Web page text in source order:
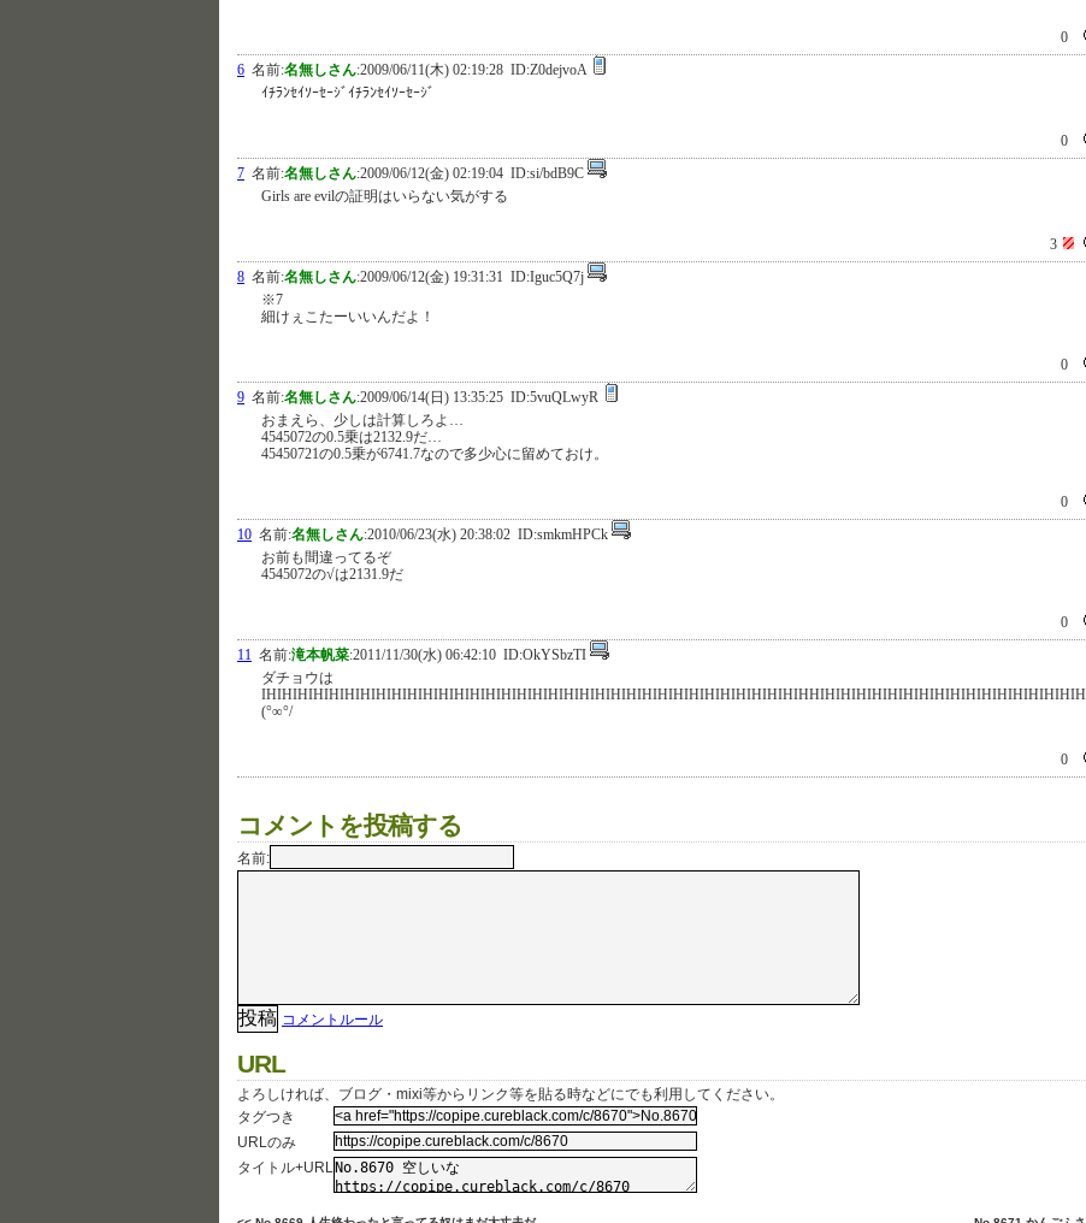
0
6 名前:名無しさん:2009/06/11(木) 02:19:28 ID:Z0dejvoA
ｲﾁﾗﾝｾｲｿｰｾｰｼﾞｲﾁﾗﾝｾｲｿｰｾｰｼﾞ
0
7 名前:名無しさん:2009/06/12(金) 02:19:04 ID:si/bdB9C
Girls are evilの証明はいらない気がする
3
8 名前:名無しさん:2009/06/12(金) 19:31:31 ID:Iguc5Q7j
※7
細けぇこたーいいんだよ！
0
9 名前:名無しさん:2009/06/14(日) 13:35:25 ID:5vuQLwyR
おまえら、少しは計算しろよ…
4545072の0.5乗は2132.9だ…
45450721の0.5乗が6741.7なので多少心に留めておけ。
0
10 名前:名無しさん:2010/06/23(水) 20:38:02 ID:smkmHPCk
お前も間違ってるぞ
4545072の√は2131.9だ
0
11 名前:滝本帆菜:2011/11/30(水) 06:42:10 ID:OkYSbzTI
ダチョウは
(°∞°/
0
コメントを投稿する
名前:
コメントルール
URL
よろしければ、ブログ・mixi等からリンク等を貼る時などにでも利用してください。
タグつき
URLのみ
タイトル+URL